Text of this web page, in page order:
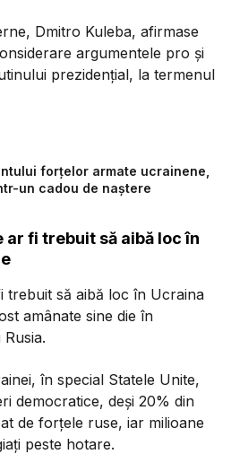
Dmitro Kuleba, afirmase
argumentele pro şi
prezidenţial, la termenul
forțelor armate ucrainene,
un cadou de naștere
fi trebuit să aibă loc în
trebuit să aibă loc în Ucraina
amânate sine die în
în special Statele Unite,
democratice, deşi 20% din
de forţele ruse, iar milioane
peste hotare.